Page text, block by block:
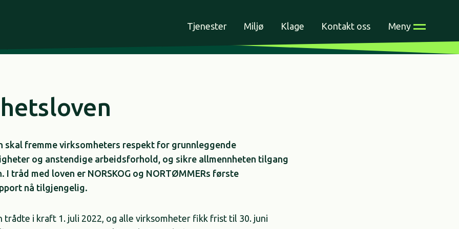
Tjenester Miljø Klage Kontakt oss Meny
skal fremme virksomheters respekt for grunnleggende
og anstendige arbeidsforhold, og sikre allmennheten tilgang
I tråd med loven er NORSKOG og NORTØMMERs første
nå tilgjengelig.
trådte i kraft 1. juli 2022, og alle virksomheter fikk frist til 30. juni